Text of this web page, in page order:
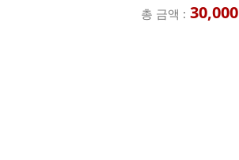
총 금액 : 30,000